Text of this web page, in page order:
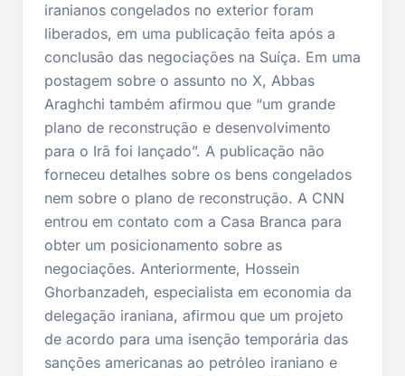
iranianos congelados no exterior foram
liberados, em uma publicação feita após a
conclusão das negociações na Suíça. Em uma
postagem sobre o assunto no X, Abbas
Araghchi também afirmou que “um grande
plano de reconstrução e desenvolvimento
para o Irã foi lançado”. A publicação não
forneceu detalhes sobre os bens congelados
nem sobre o plano de reconstrução. A CNN
entrou em contato com a Casa Branca para
obter um posicionamento sobre as
negociações. Anteriormente, Hossein
Ghorbanzadeh, especialista em economia da
delegação iraniana, afirmou que um projeto
de acordo para uma isenção temporária das
sanções americanas ao petróleo iraniano e